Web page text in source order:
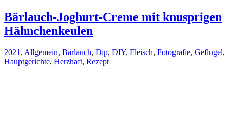
Bärlauch-Joghurt-Creme mit knusprigen
Hähnchenkeulen
2021, Allgemein, Bärlauch, Dip, DIY, Fleisch, Fotografie, Geflügel,
Hauptgerichte, Herzhaft, Rezept